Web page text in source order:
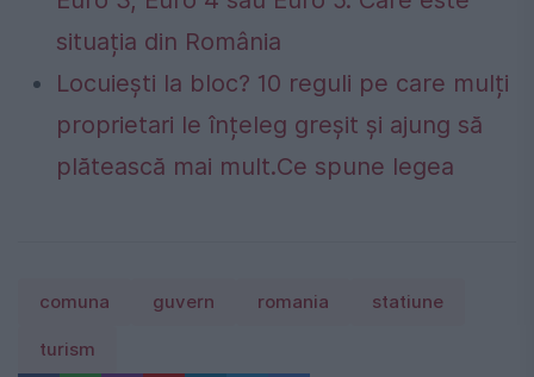
situația din România
Locuiești la bloc? 10 reguli pe care mulți
proprietari le înțeleg greșit și ajung să
plătească mai mult.Ce spune legea
comuna guvern romania statiune
turism